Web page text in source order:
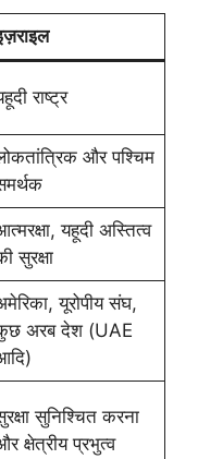
राष्ट्र
और पश्चिम
यहूदी अस्तित्व
सुरक्षा
यूरोपीय संघ,
अरब देश (UAE
सुनिश्चित करना
क्षेत्रीय प्रभुत्व